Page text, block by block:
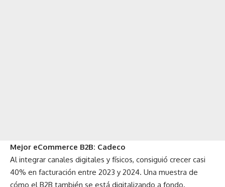
Mejor eCommerce B2B: Cadeco
Al integrar canales digitales y físicos, consiguió crecer casi
40% en facturación entre 2023 y 2024. Una muestra de
cómo el B2B también se está digitalizando a fondo.